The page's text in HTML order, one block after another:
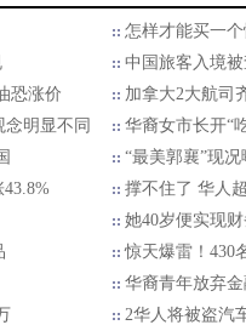
怎样才能买一
中国旅客入境
恐涨价
加拿大2大航司
明显不同
华裔女市长开“
“最美郭襄”现
撑不住了 华人
她40岁便实现
惊天爆雷！430
华裔青年放弃
2华人将被盗汽